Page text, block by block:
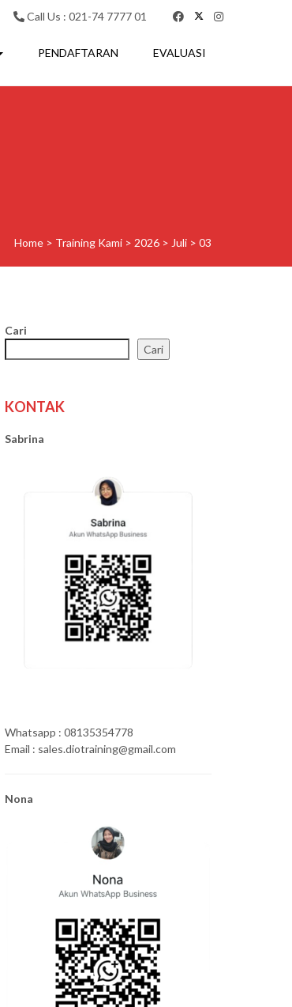
Call Us : 021-74 7777 01
PENDAFTARAN EVALUASI
Home > Training Kami > 2026 > Juli > 03
Cari
Cari
KONTAK
Sabrina
Whatsapp : 08135354778
Email : sales.diotraining@gmail.com
Nona